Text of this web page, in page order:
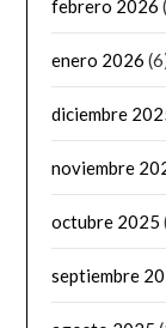
febrero 2026
enero 2026
diciembre
noviembre
octubre 2025
septiembre